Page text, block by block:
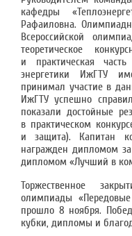
кафедры
Рафаиловна.
Всероссийской
теоретическое
и практическая
энергетики ИжГТУ
принимал участие в
ИжГТУ успешно
показали достойные
в практическом
и защита). Капитан
награжден дипломом
дипломом «Лучший в
Торжественное
олимпиады
прошло 8 ноября.
кубки, дипломы и